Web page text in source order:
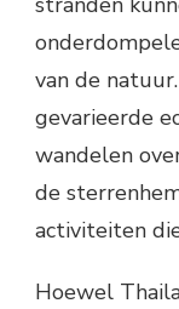
van de
gevarieerde
wandelen
de
activiteiten
Hoewel